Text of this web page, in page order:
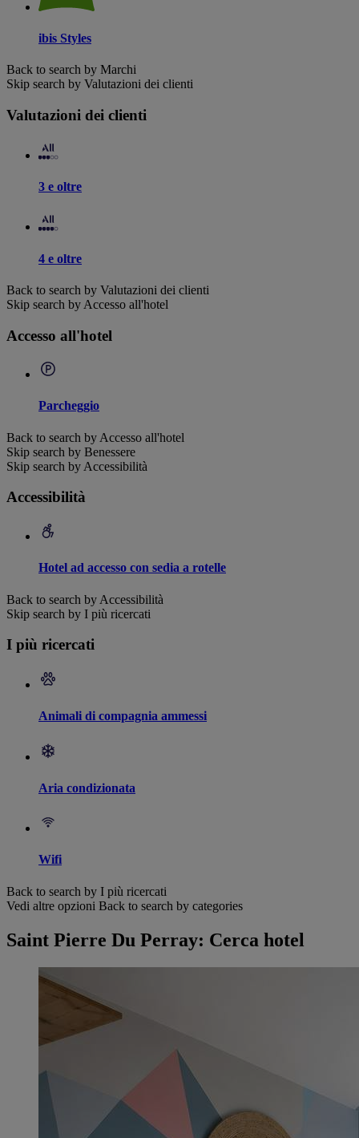
ibis Styles
Back to search by Marchi
Skip search by Valutazioni dei clienti
Valutazioni dei clienti
3 e oltre
4 e oltre
Back to search by Valutazioni dei clienti
Skip search by Accesso all'hotel
Accesso all'hotel
Parcheggio
Back to search by Accesso all'hotel
Skip search by Benessere
Skip search by Accessibilità
Accessibilità
Hotel ad accesso con sedia a rotelle
Back to search by Accessibilità
Skip search by I più ricercati
I più ricercati
Animali di compagnia ammessi
Aria condizionata
Wifi
Back to search by I più ricercati
Vedi altre opzioni Back to search by categories
Saint Pierre Du Perray: Cerca hotel